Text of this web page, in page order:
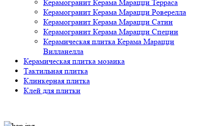
Керамогранит Керама Марацци Терраса
Керамогранит Керама Марацци Роверелла
Керамогранит Керама Марацци Сатин
Керамогранит Керама Марацци Специи
Керамическая плитка Керама Марацци
Вилланелла
Керамическая плитка мозаика
Тактильная плитка
Клинкерная плитка
Клей для плитки